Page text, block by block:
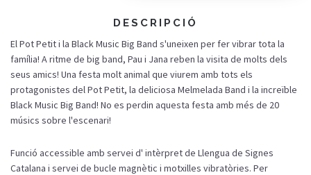
DESCRIPCIÓ
El Pot Petit i la Black Music Big Band s'uneixen per fer vibrar tota la
família! A ritme de big band, Pau i Jana reben la visita de molts dels
seus amics! Una festa molt animal que viurem amb tots els
protagonistes del Pot Petit, la deliciosa Melmelada Band i la increïble
Black Music Big Band! No es perdin aquesta festa amb més de 20
músics sobre l'escenari!
Funció accessible amb servei d' intèrpret de Llengua de Signes
Catalana i servei de bucle magnètic i motxilles vibratòries. Per